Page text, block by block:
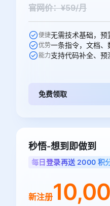
官网价：¥59/月
便捷无需技术基础，预
优势一条指令，文档、
能力支持代码补全、预
免费领取
秒悟-想到即做到
每日登录再送 2000 积
新注册